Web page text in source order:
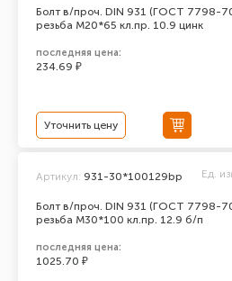
Болт в/проч. DIN 931 (ГОСТ 7798-
резьба М20*65 кл.пр. 10.9 цинк
последняя цена:
234.69 ₽
Уточнить цену
Болт в/проч. DIN 931 (ГОСТ 7798-
резьба М30*100 кл.пр. 12.9 б/п
Артикул: 931-30*100129bp Ед.
последняя цена:
1025.70 ₽